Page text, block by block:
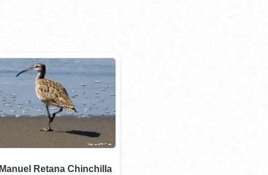
Manuel Retana Chinchilla